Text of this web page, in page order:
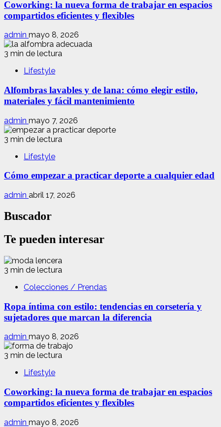
Coworking: la nueva forma de trabajar en espacios
compartidos eficientes y flexibles
admin mayo 8, 2026
3 min de lectura
Lifestyle
Alfombras lavables y de lana: cómo elegir estilo,
materiales y fácil mantenimiento
admin mayo 7, 2026
3 min de lectura
Lifestyle
Cómo empezar a practicar deporte a cualquier edad
admin abril 17, 2026
Buscador
Te pueden interesar
3 min de lectura
Colecciones / Prendas
Ropa íntima con estilo: tendencias en corsetería y
sujetadores que marcan la diferencia
admin mayo 8, 2026
3 min de lectura
Lifestyle
Coworking: la nueva forma de trabajar en espacios
compartidos eficientes y flexibles
admin mayo 8, 2026